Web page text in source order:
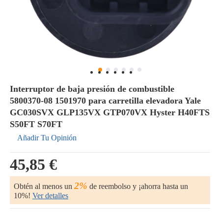
Interruptor de baja presión de combustible
5800370-08 1501970 para carretilla elevadora Yale
GC030SVX GLP135VX GTP070VX Hyster H40FTS
S50FT S70FT
Añadir Tu Opinión
45,85 €
Obtén al menos un 2% de reembolso y ¡ahorra hasta un
10%! Ver detalles